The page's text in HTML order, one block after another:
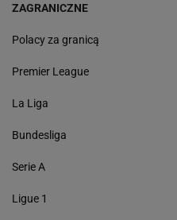
ZAGRANICZNE
Polacy za granicą
Premier League
La Liga
Bundesliga
Serie A
Ligue 1